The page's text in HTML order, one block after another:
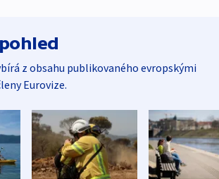
z obsahu publikovaného evropskými
Eurovize.